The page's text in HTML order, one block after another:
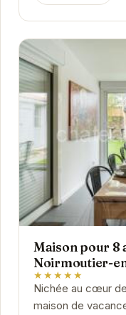
Maison pour 8
Noirmoutier-
★★★★★
Nichée au cœur
maison de